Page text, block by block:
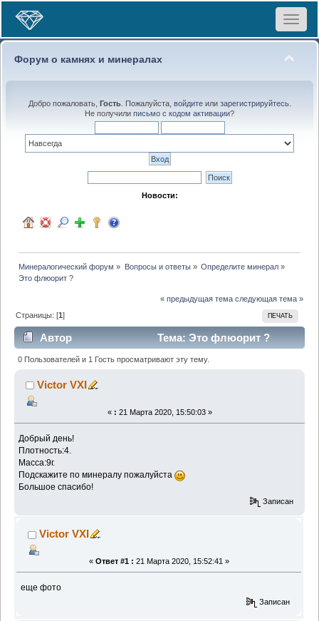
Toggle
Форум о камнях и минералах
Добро пожаловать, Гость. Пожалуйста, войдитеили зарегистрируйтесь.
Не получили письмо с кодом активации?
Новости:
Минералогический форум » Вопросы и ответы» Определите минерал»
Это флюорит ?
« предыдущая тема следующая тема »
ПЕЧАТЬ
Страницы: [1]
Автор
Тема: Это флюорит ?
(Прочитано 1285 раз)
0 Пользователей и 1 Гость просматривают эту тему.
Victor VXI
« : 21 Марта 2020, 15:50:03 »
Добрый день!
Плотность:4.
Масса:9г.
Подскажите по минералу пожалуйста
Большое спасибо!
Записан
Victor VXI
« Ответ #1 : 21 Марта 2020, 15:52:41 »
еще фото
Записан